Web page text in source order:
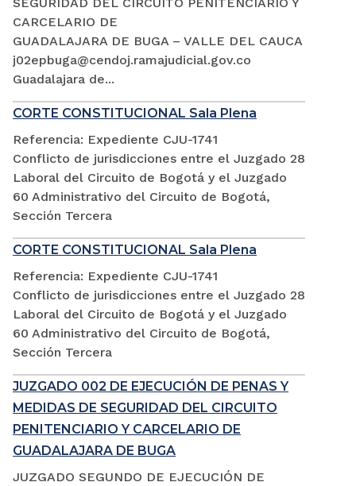
CARCELARIO DE
GUADALAJARA DE BUGA – VALLE DEL CAUCA
j02epbuga@cendoj.ramajudicial.gov.co
Guadalajara de...
CORTE CONSTITUCIONAL Sala Plena
Referencia: Expediente CJU-1741
Conflicto de jurisdicciones entre el Juzgado 28
Laboral del Circuito de Bogotá y el Juzgado
60 Administrativo del Circuito de Bogotá,
Sección Tercera
CORTE CONSTITUCIONAL Sala Plena
Referencia: Expediente CJU-1741
Conflicto de jurisdicciones entre el Juzgado 28
Laboral del Circuito de Bogotá y el Juzgado
60 Administrativo del Circuito de Bogotá,
Sección Tercera
JUZGADO 002 DE EJECUCIÓN DE PENAS Y
MEDIDAS DE SEGURIDAD DEL CIRCUITO
PENITENCIARIO Y CARCELARIO DE
GUADALAJARA DE BUGA
JUZGADO SEGUNDO DE EJECUCIÓN DE